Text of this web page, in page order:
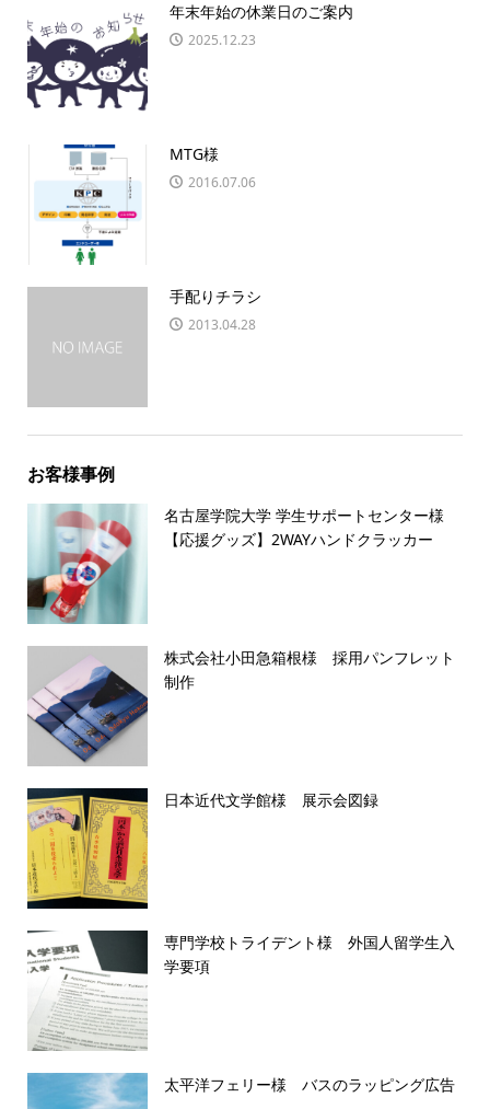
年末年始の休業日のご案内
2025.12.23
MTG様
2016.07.06
手配りチラシ
2013.04.28
お客様事例
名古屋学院大学 学生サポートセンター様
【応援グッズ】2WAYハンドクラッカー
株式会社小田急箱根様 採用パンフレット
制作
日本近代文学館様 展示会図録
専門学校トライデント様 外国人留学生入
学要項
太平洋フェリー様 バスのラッピング広告